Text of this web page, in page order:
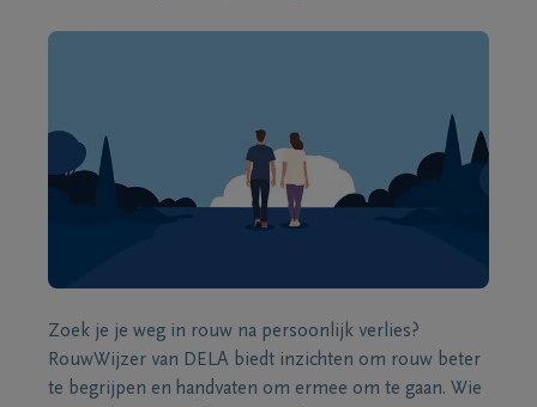
Zoek je je weg in rouw na persoonlijk verlies?
RouwWijzer van DELA biedt inzichten om rouw beter
te begrijpen en handvaten om ermee om te gaan. Wie